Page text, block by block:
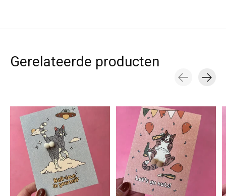
Gerelateerde producten